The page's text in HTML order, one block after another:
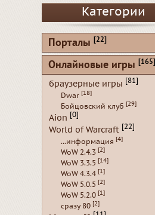
Категории
Порталы [22]
Онлайновые игры [165]
браузерные игры [81]
Dwar [18]
Бойцовский клуб [29]
Aion [0]
World of Warcraft [22]
...информация [4]
WoW 2.4.3 [2]
WoW 3.3.5 [14]
WoW 4.3.4 [1]
WoW 5.0.5 [2]
WoW 5.2.0 [1]
сразу 80 [2]